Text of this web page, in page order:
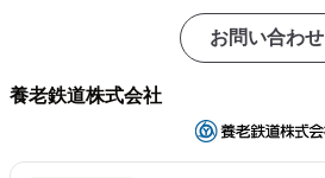
お問い合わせ
養老鉄道株式会社